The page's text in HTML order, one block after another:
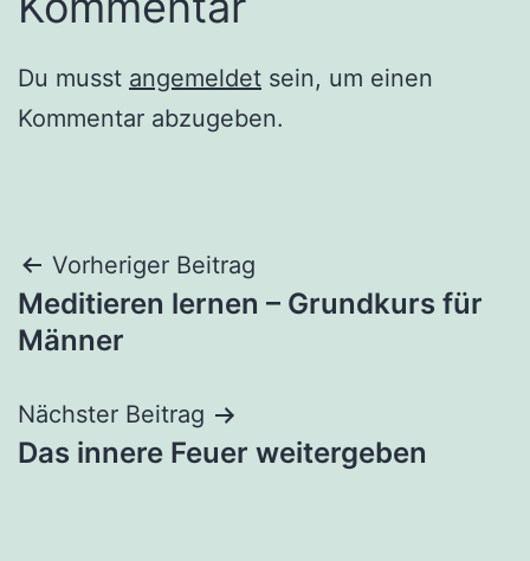
Du musst angemeldet sein, um einen
Kommentar abzugeben.
Beitragsnavigation
Vorheriger Beitrag
Meditieren lernen – Grundkurs für
Männer
Nächster Beitrag
Das innere Feuer weitergeben